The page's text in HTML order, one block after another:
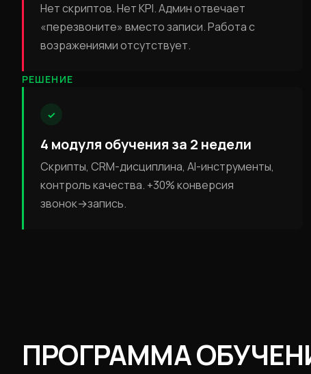
Нет скриптов. Нет KPI. Админ отвечает
«перезвоните» вместо записи. Работа с
возражениями отсутствует.
РЕШЕНИЕ
✓
4 модуля обучения за 2 недели
Скрипты, CRM-дисциплина, AI-инструменты,
контроль качества. +30% конверсия
звонок→запись.
ПРОГРАММА